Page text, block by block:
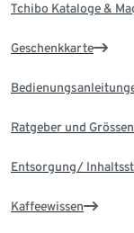
Tchibo Kataloge &
Geschenkkarte
Ratgeber und
Entsorgung/
Kaffeewissen